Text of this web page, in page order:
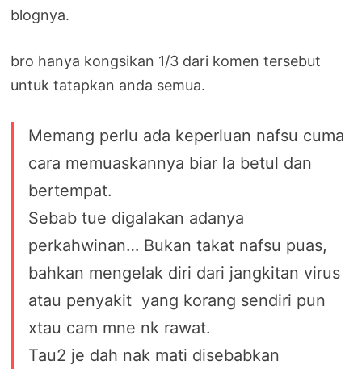
blognya.
bro hanya kongsikan 1/3 dari komen tersebut
untuk tatapkan anda semua.
Memang perlu ada keperluan nafsu cuma
cara memuaskannya biar la betul dan
bertempat.
Sebab tue digalakan adanya
perkahwinan… Bukan takat nafsu puas,
bahkan mengelak diri dari jangkitan virus
atau penyakit yang korang sendiri pun
xtau cam mne nk rawat.
Tau2 je dah nak mati disebabkan